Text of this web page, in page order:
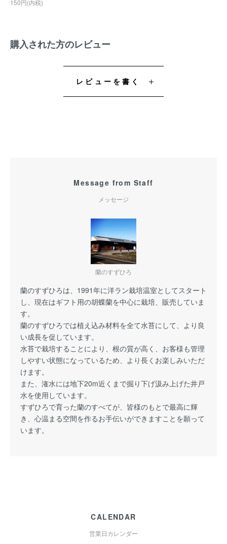
150円(内税)
購入された方のレビュー
レビューを書く
Message from Staff
メッセージ
蘭のすずひろ
蘭のすずひろは、1991年に洋ラン栽培温室としてスタート
し、現在はギフト用の胡蝶蘭を中心に栽培、販売していま
す。
蘭のすずひろでは植え込み材料を全て水苔にして、より良
い成長を促しています。
水苔で栽培することにより、根の質が高く、お客様も管理
しやすい状態になっているため、より長くお楽しみいただ
けます。
また、潅水には地下20m近くまで掘り下げ汲み上げた井戸
水を使用しています。
すずひろで育った蘭のすべてが、皆様のもとで最高に輝
き、心温まる空間を作るお手伝いができますことを願って
います。
CALENDAR
営業日カレンダー